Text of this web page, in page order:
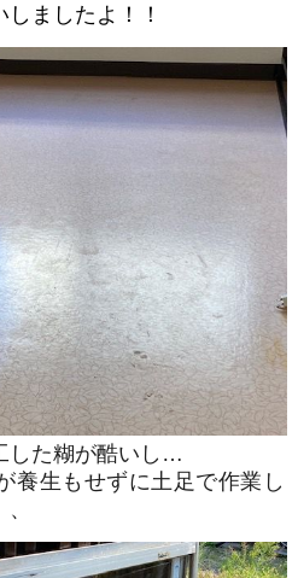
ましたよ！！
した糊が酷いし…
養生もせずに土足で作業し